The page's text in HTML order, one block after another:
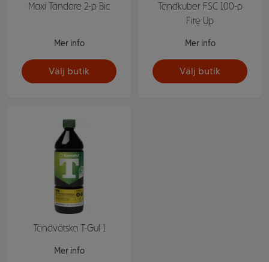
Maxi Tändare 2-p Bic
Mer info
Välj butik
Tändkuber FSC 100-p
Fire Up
Mer info
Välj butik
Tändvätska T-Gul 1
Mer info